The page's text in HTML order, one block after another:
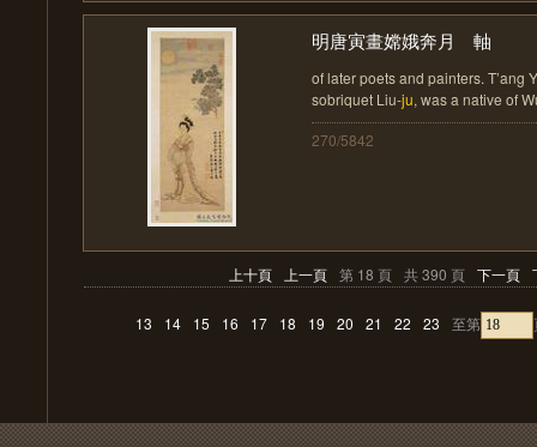
明唐寅畫嫦娥奔月 軸
of later poets and painters. T’ang
sobriquet Liu-ju, was a native of
270/5842
上十頁 上一頁 第 18 頁 共 390 頁 下一頁
13 14 15 16 17 18 19 20 21 22 23 至第